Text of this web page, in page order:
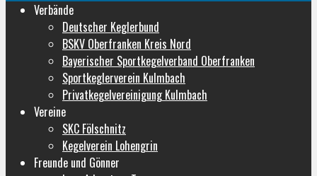
Verbände
Deutscher Keglerbund
BSKV Oberfranken Kreis Nord
Bayerischer Sportkegelverband Oberfranken
Sportkeglerverein Kulmbach
Privatkegelvereinigung Kulmbach
Vereine
SKC Fölschnitz
Kegelverein Lohengrin
Freunde und Gönner